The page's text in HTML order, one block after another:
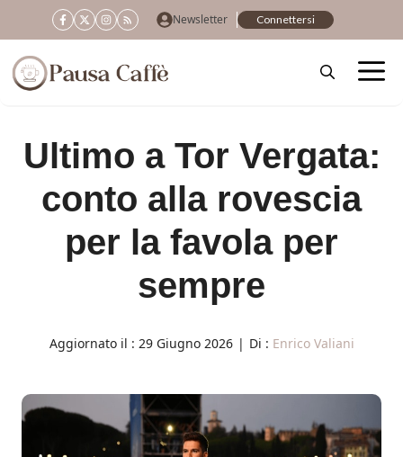
al
contenuto
Newsletter Connettersi
Ultimo a Tor Vergata:
conto alla rovescia
per la favola per
sempre
Aggiornato il : 29 Giugno 2026 | Di : Enrico Valiani